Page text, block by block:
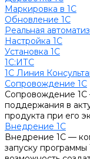
Маркировка в 1С
Обновление 1С
Реальная
Настройка 1С
Установка 1С
1С:ИТС
1С Линия
Сопровождение 1С
Сопровождение 1С
поддержания в
продукта при его
Внедрение 1С
Внедрение 1С —
запуску программы